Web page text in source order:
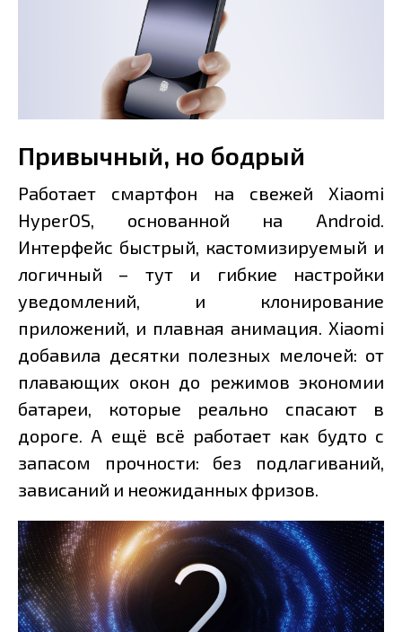
Привычный, но бодрый
Работает смартфон на свежей Xiaomi
HyperOS, основанной на Android.
Интерфейс быстрый, кастомизируемый и
логичный – тут и гибкие настройки
уведомлений, и клонирование
приложений, и плавная анимация. Xiaomi
добавила десятки полезных мелочей: от
плавающих окон до режимов экономии
батареи, которые реально спасают в
дороге. А ещё всё работает как будто с
запасом прочности: без подлагиваний,
зависаний и неожиданных фризов.